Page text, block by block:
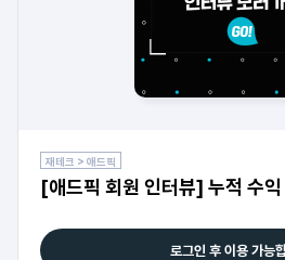
재테크 > 애드픽
[애드픽 회원 인터뷰] 누적 수
로그인 후 이용 가능